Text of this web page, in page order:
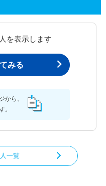
を表示します
みる
から、
。
一覧